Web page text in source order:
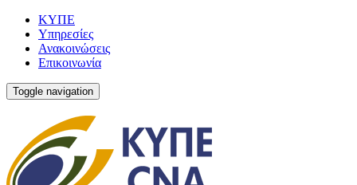
ΚΥΠΕ
Υπηρεσίες
Ανακοινώσεις
Επικοινωνία
Toggle navigation